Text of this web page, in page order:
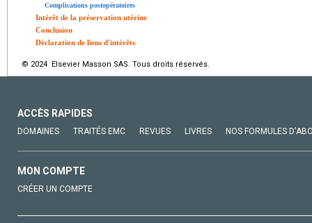
Complications postopératoires
Intérêt de la préservation utérine
Conclusion
Déclaration de liens d'intérêts
© 2024 Elsevier Masson SAS. Tous droits réservés.
ACCÈS RAPIDES
DOMAINES TRAITÉS EMC REVUES LIVRES NOS FORMULES
MON COMPTE
CRÉER UN COMPTE